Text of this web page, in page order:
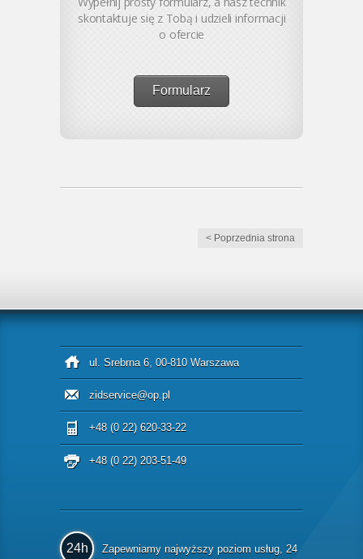
skontaktuje się z Tobą i udzieli informacji
o ofercie
Formularz
< Poprzednia strona
ul. Srebrna 6, 00-810 Warszawa
zidservice@op.pl
+48 (0 22) 620-33-22
+48 (0 22) 203-51-49
24h
Zapewniamy najwyższy poziom usług, 24